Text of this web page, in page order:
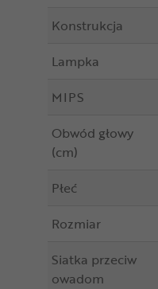
Konstrukcja
Lampka
MIPS
Obwód głowy
(cm)
Płeć
Rozmiar
Siatka przeciw
owadom